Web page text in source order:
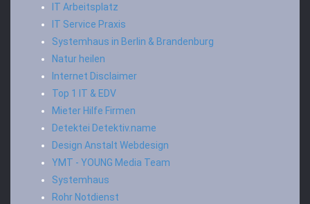
IT Arbeitsplatz
IT Service Praxis
Systemhaus in Berlin & Brandenburg
Natur heilen
Internet Disclaimer
Top 1 IT & EDV
Mieter Hilfe Firmen
Detektei Detektiv.name
Design Anstalt Webdesign
YMT - YOUNG Media Team
Systemhaus
Rohr Notdienst